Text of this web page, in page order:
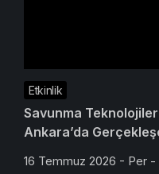
Etkinlik
Savunma
Ankara’da
16 Temmuz 2026 - Per -